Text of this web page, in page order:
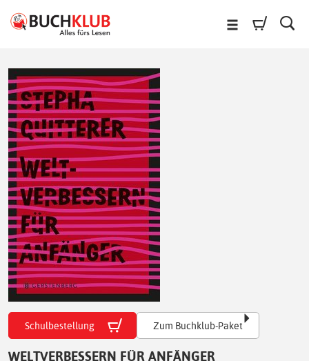
Schulbestellung Zum Buchklub-Paket
WELTVERBESSERN FÜR ANFÄNGER